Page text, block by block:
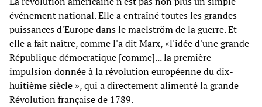
événement national. Elle a entraîné toutes les grandes
puissances d'Europe dans le maelström de la guerre. Et
elle a fait naître, comme l'a dit Marx, «l'idée d'une grande
République démocratique [comme]... la première
impulsion donnée à la révolution européenne du dix-
huitième siècle », qui a directement alimenté la grande
Révolution française de 1789.